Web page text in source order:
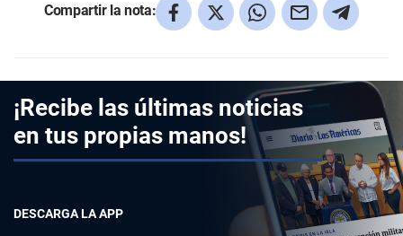
Compartir la nota:
¡Recibe las últimas noticias
en tus propias manos!
DESCARGA LA APP